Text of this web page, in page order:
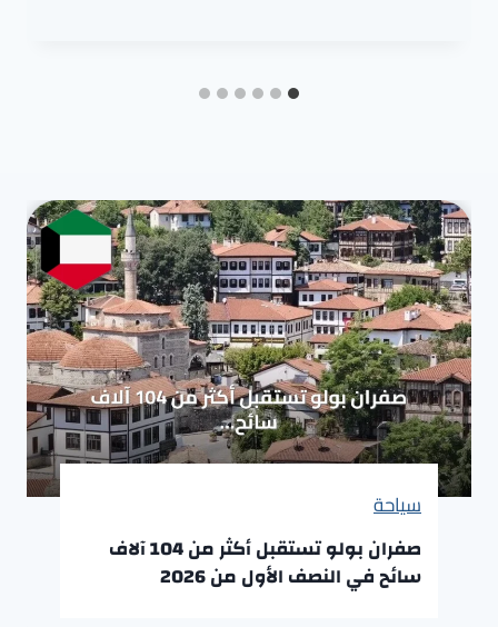
سياحة
صفران بولو تستقبل أكثر من 104 آلاف
سائح في النصف الأول من 2026